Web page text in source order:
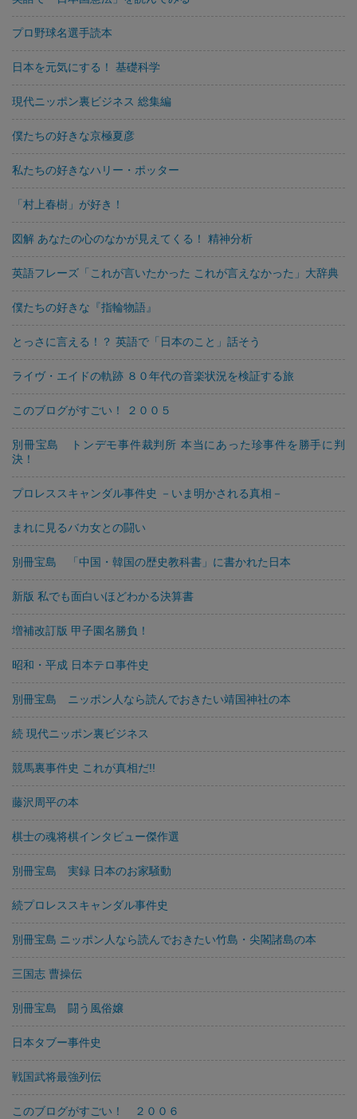
プロ野球名選手読本
日本を元気にする！ 基礎科学
現代ニッポン裏ビジネス 総集編
僕たちの好きな京極夏彦
私たちの好きなハリー・ポッター
「村上春樹」が好き！
図解 あなたの心のなかが見えてくる！ 精神分析
英語フレーズ「これが言いたかった これが言えなかった」大辞典
僕たちの好きな『指輪物語』
とっさに言える！？ 英語で「日本のこと」話そう
ライヴ・エイドの軌跡 ８０年代の音楽状況を検証する旅
このブログがすごい！ ２００５
別冊宝島 トンデモ事件裁判所 本当にあった珍事件を勝手に判
決！
プロレススキャンダル事件史 －いま明かされる真相－
まれに見るバカ女との闘い
別冊宝島 「中国・韓国の歴史教科書」に書かれた日本
新版 私でも面白いほどわかる決算書
増補改訂版 甲子園名勝負！
昭和・平成 日本テロ事件史
別冊宝島 ニッポン人なら読んでおきたい靖国神社の本
続 現代ニッポン裏ビジネス
競馬裏事件史 これが真相だ!!
藤沢周平の本
棋士の魂将棋インタビュー傑作選
別冊宝島 実録 日本のお家騒動
続プロレススキャンダル事件史
別冊宝島 ニッポン人なら読んでおきたい竹島・尖閣諸島の本
三国志 曹操伝
別冊宝島 闘う風俗嬢
日本タブー事件史
戦国武将最強列伝
このブログがすごい！ ２００６